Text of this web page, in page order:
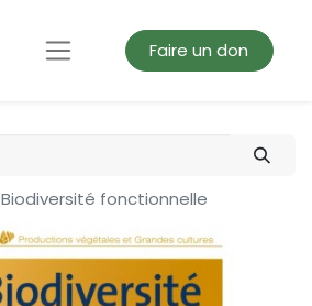
Faire un don
Biodiversité fonctionnelle